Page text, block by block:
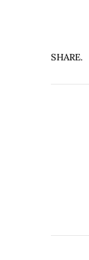
SHARE.